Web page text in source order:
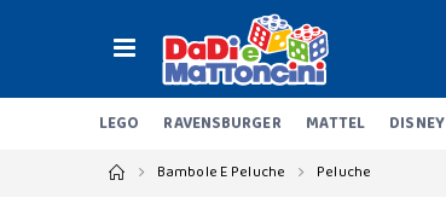
LEGO RAVENSBURGER MATTEL DISNEY
Bambole E Peluche Peluche